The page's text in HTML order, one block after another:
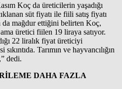
Koç da üreticilerin yaşadığı
süt fiyatı ile fiili satış fiyatı
da mağdur ettiğini belirten Koç,
üretici fiilen 19 liraya satıyor.
22 liralık fiyat üreticiyi
Tarımın ve hayvancılığın
dedi.
DAHA FAZLA